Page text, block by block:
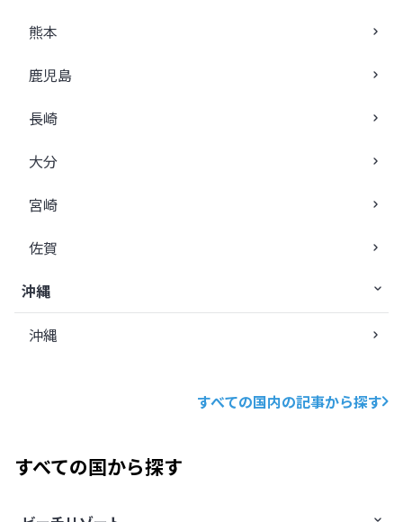
熊本
鹿児島
長崎
大分
宮崎
佐賀
沖縄
沖縄
すべての国内の記事から探す
すべての国から探す